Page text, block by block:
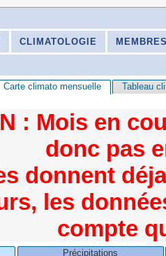
CLIMATOLOGIE
Carte climato mensuelle
Tableau